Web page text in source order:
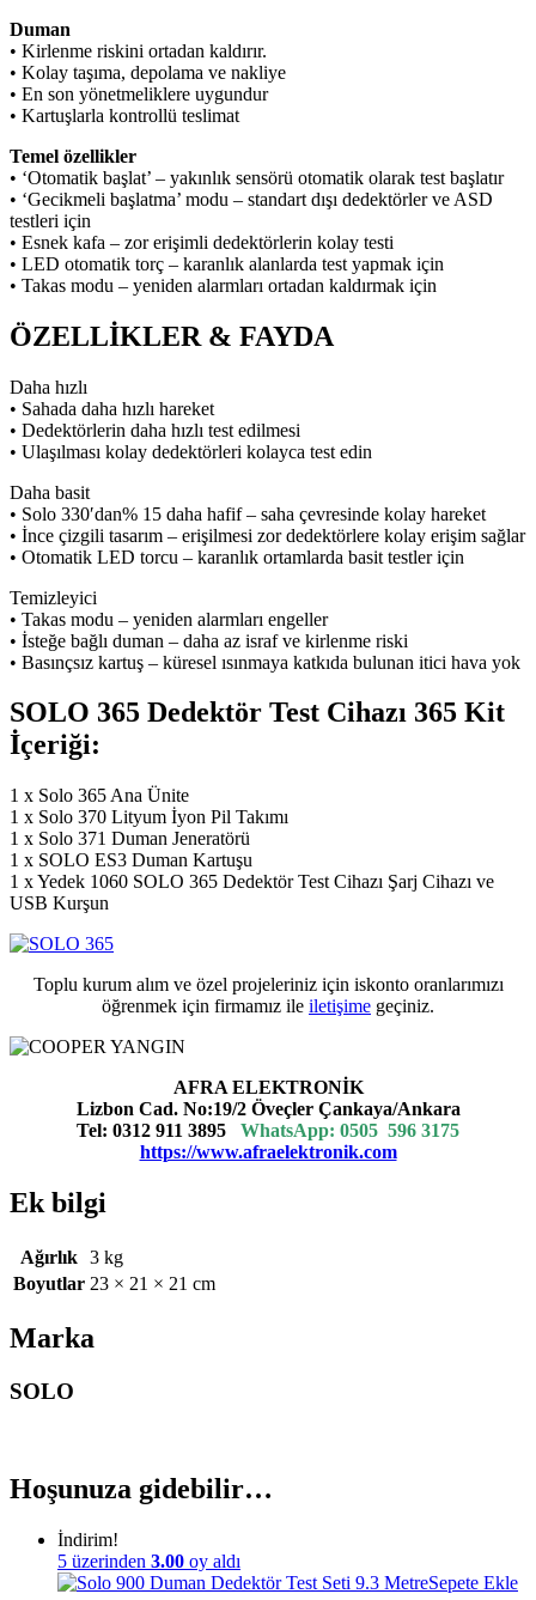
Duman
• Kirlenme riskini ortadan kaldırır.
• Kolay taşıma, depolama ve nakliye
• En son yönetmeliklere uygundur
• Kartuşlarla kontrollü teslimat
Temel özellikler
• ‘Otomatik başlat’ – yakınlık sensörü otomatik olarak test başlatır
• ‘Gecikmeli başlatma’ modu – standart dışı dedektörler ve ASD
testleri için
• Esnek kafa – zor erişimli dedektörlerin kolay testi
• LED otomatik torç – karanlık alanlarda test yapmak için
• Takas modu – yeniden alarmları ortadan kaldırmak için
ÖZELLİKLER & FAYDA
Daha hızlı
• Sahada daha hızlı hareket
• Dedektörlerin daha hızlı test edilmesi
• Ulaşılması kolay dedektörleri kolayca test edin
Daha basit
• Solo 330′dan% 15 daha hafif – saha çevresinde kolay hareket
• İnce çizgili tasarım – erişilmesi zor dedektörlere kolay erişim sağlar
• Otomatik LED torcu – karanlık ortamlarda basit testler için
Temizleyici
• Takas modu – yeniden alarmları engeller
• İsteğe bağlı duman – daha az israf ve kirlenme riski
• Basınçsız kartuş – küresel ısınmaya katkıda bulunan itici hava yok
SOLO 365 Dedektör Test Cihazı 365 Kit
İçeriği:
1 x Solo 365 Ana Ünite
1 x Solo 370 Lityum İyon Pil Takımı
1 x Solo 371 Duman Jeneratörü
1 x SOLO ES3 Duman Kartuşu
1 x Yedek 1060 SOLO 365 Dedektör Test Cihazı Şarj Cihazı ve
USB Kurşun
Toplu kurum alım ve özel projeleriniz için iskonto oranlarımızı
öğrenmek için firmamız ile iletişime geçiniz.
AFRA ELEKTRONİK
Lizbon Cad. No:19/2 Öveçler Çankaya/Ankara
Tel: 0312 911 3895 WhatsApp: 0505 596 3175
https://www.afraelektronik.com
Ek bilgi
Ağırlık 3 kg
Boyutlar 23 × 21 × 21 cm
Marka
SOLO
Hoşunuza gidebilir…
İndirim!
5 üzerinden 3.00 oy aldı
Sepete Ekle